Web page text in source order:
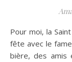
Pour moi, la Saint Patrick est indéniablement une immense
fête avec le
bière, des amis